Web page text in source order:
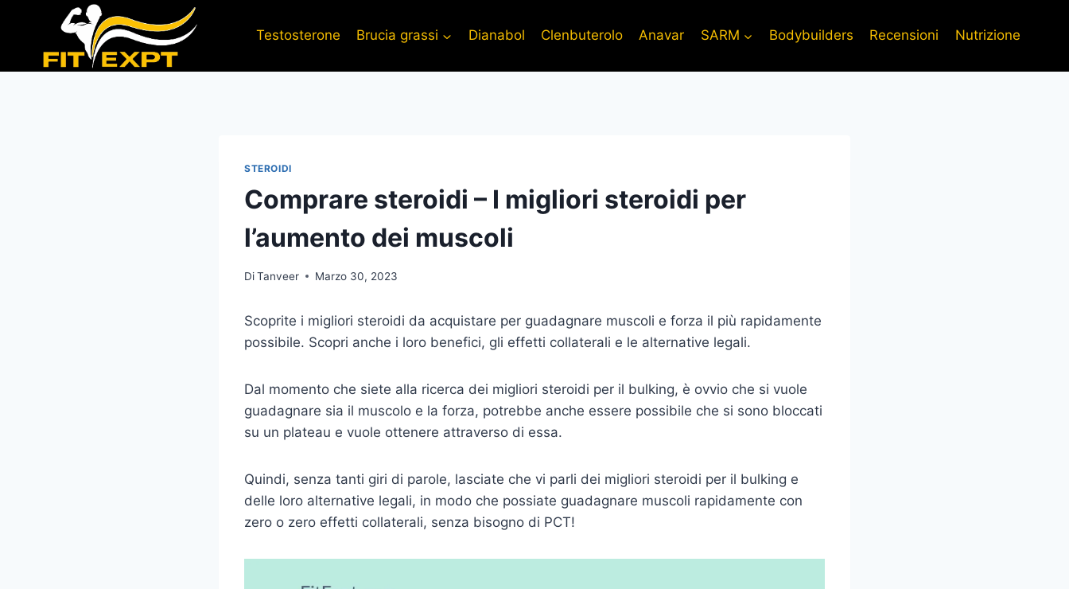
contenuto
Testosterone Brucia grassi Dianabol Clenbuterolo Anavar SARM Bodybuilders Recensioni Nutrizione
STEROIDI
Comprare steroidi – I migliori steroidi per
l’aumento dei muscoli
DiTanveer Marzo 30, 2023
Scoprite i migliori steroidi da acquistare per guadagnare muscoli e forza il più rapidamente
possibile. Scopri anche i loro benefici, gli effetti collaterali e le alternative legali.
Dal momento che siete alla ricerca dei migliori steroidi per il bulking, è ovvio che si vuole
guadagnare sia il muscolo e la forza, potrebbe anche essere possibile che si sono bloccati
su un plateau e vuole ottenere attraverso di essa.
Quindi, senza tanti giri di parole, lasciate che vi parli dei migliori steroidi per il bulking e
delle loro alternative legali, in modo che possiate guadagnare muscoli rapidamente con
zero o zero effetti collaterali, senza bisogno di PCT!